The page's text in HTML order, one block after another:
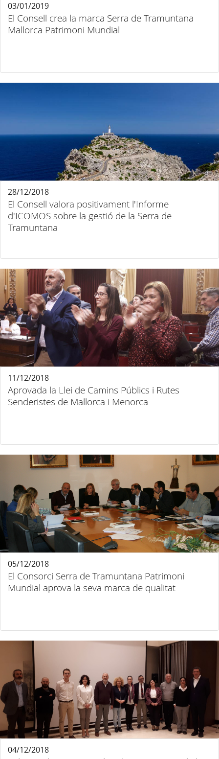
El Consell crea la marca Serra de Tramuntana
Mallorca Patrimoni Mundial
03/01/2019
El Consell valora positivament l'Informe
d'ICOMOS sobre la gestió de la Serra de
Tramuntana
28/12/2018
Aprovada la Llei de Camins Públics i Rutes
Senderistes de Mallorca i Menorca
11/12/2018
El Consorci Serra de Tramuntana Patrimoni
Mundial aprova la seva marca de qualitat
05/12/2018
04/12/2018